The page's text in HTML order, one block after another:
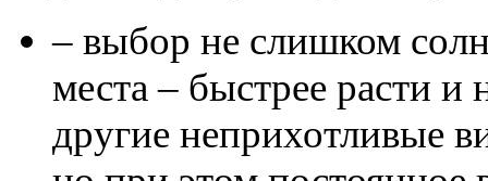
– выбор не слишком
места – быстрее расти и
другие неприхотливые